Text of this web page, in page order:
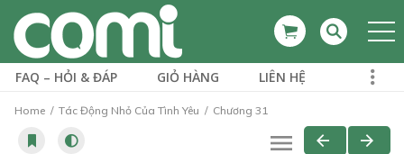
FAQ – HỎI & ĐÁP GIỎ HÀNG LIÊN HỆ
Home Tác Động Nhỏ Của Tình Yêu Chương 31